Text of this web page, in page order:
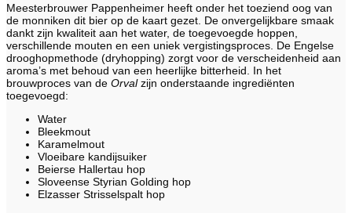
Meesterbrouwer Pappenheimer heeft onder het toeziend oog van
de monniken dit bier op de kaart gezet. De onvergelijkbare smaak
dankt zijn kwaliteit aan het water, de toegevoegde hoppen,
verschillende mouten en een uniek vergistingsproces. De Engelse
drooghopmethode (dryhopping) zorgt voor de verscheidenheid aan
aroma’s met behoud van een heerlijke bitterheid. In het
brouwproces van de Orvalzijn onderstaande ingrediënten
toegevoegd:
Water
Bleekmout
Karamelmout
Vloeibare kandijsuiker
Beierse Hallertau hop
Sloveense Styrian Golding hop
Elzasser Strisselspalt hop